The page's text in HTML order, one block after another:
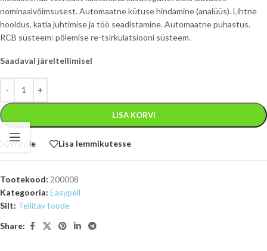
nominaalvõimsusest. Automaatne kütuse hindamine (analüüs). Lihtne
hooldus, katla juhtimise ja töö seadistamine. Automaatne puhastus.
RCB süsteem: põlemise re-tsirkulatsiooni süsteem.
Saadaval järeltellimisel
LISA KORVI
Võrdle Lisa lemmikutesse
Tootekood: 200008
Kategooria: Easypell
Silt: Tellitav toode
Share: